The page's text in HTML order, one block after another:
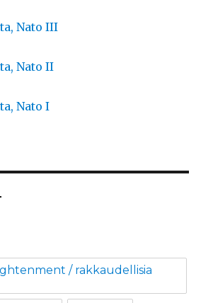
Nato III
Nato II
Nato I
/ rakkaudellisia